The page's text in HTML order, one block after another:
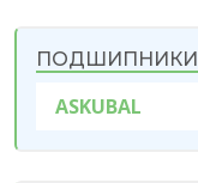
ПОДШИПНИКИ
ASKUBAL